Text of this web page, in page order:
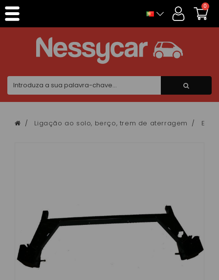
0
Ligação ao solo, berço, trem de aterragem
Painel de Gerenciamento de Cookies